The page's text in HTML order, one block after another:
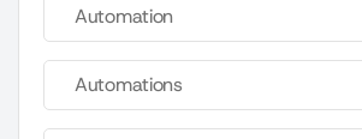
Automation
Automations